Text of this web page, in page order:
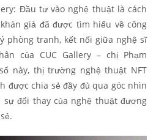
Đầu tư vào nghệ thuật là cách
giả đã được tìm hiểu về công
phòng tranh, kết nối giữa nghệ sĩ
của CUC Gallery – chị Phạm
này, thị trường nghệ thuật NFT
được chia sẻ đầy đủ qua góc nhìn
đổi thay của nghệ thuật đương